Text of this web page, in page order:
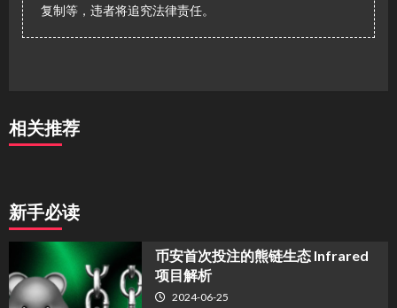
复制等，违者将追究法律责任。
相关推荐
新手必读
币安首次投注的熊链生态 Infrared
项目解析
2024-06-25